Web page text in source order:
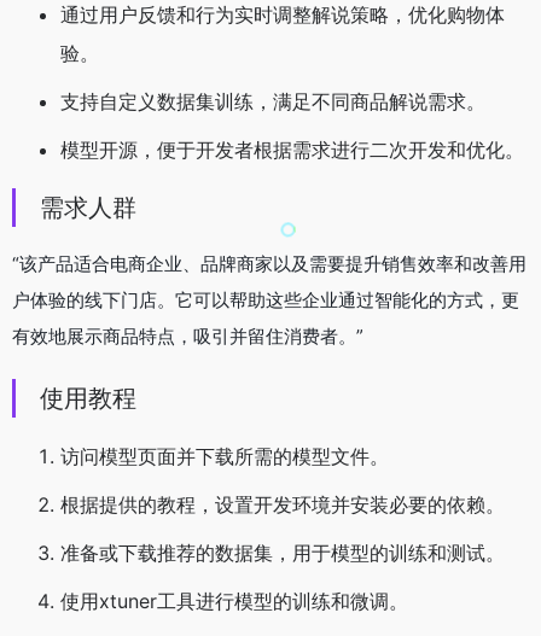
通过用户反馈和行为实时调整解说策略，优化购物体
验。
支持自定义数据集训练，满足不同商品解说需求。
模型开源，便于开发者根据需求进行二次开发和优化。
需求人群
“该产品适合电商企业、品牌商家以及需要提升销售效率和改善用
户体验的线下门店。它可以帮助这些企业通过智能化的方式，更
有效地展示商品特点，吸引并留住消费者。”
使用教程
访问模型页面并下载所需的模型文件。
根据提供的教程，设置开发环境并安装必要的依赖。
准备或下载推荐的数据集，用于模型的训练和测试。
使用xtuner工具进行模型的训练和微调。